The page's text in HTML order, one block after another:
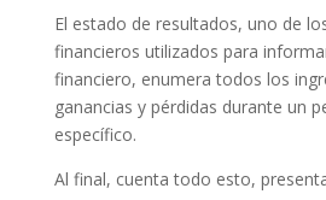
El estado de resultados, uno de
financieros utilizados para
financiero, enumera todos los
ganancias y pérdidas durante un
específico.
Al final, cuenta todo esto,